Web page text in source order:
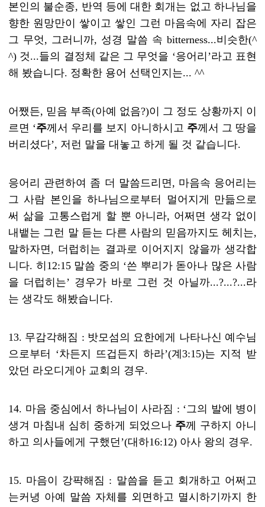
본인의 불순종, 반역 등에 대한 회개는 없고 하나님을
향한 원망만이 쌓이고 쌓인 그런 마음속에 자리 잡은
그 무엇, 그러니까, 성경 말씀 속 bitterness...비슷한(^
^) 것...들의 결정체 같은 그 무엇을 ‘응어리 ’라고 표현
해 봤습니다. 정확한 용어 선택인지는... ^^
어쨌든, 믿음 부족(아예 없음?)이 그 정도 상황까지 이
르면 ‘주께서 우리를 보지 아니하시고 주께서 그 땅을
버리셨다’, 저런 말을 대놓고 하게 될 것 같습니다.
응어리 관련하여 좀 더 말씀드리면, 마음속 응어리는
그 사람 본인을 하나님으로부터 멀어지게 만듦으로
써 삶을 고통스럽게 할 뿐 아니라, 어쩌면 생각 없이
내뱉는 그런 말 듣는 다른 사람의 믿음까지도 헤치는,
말하자면, 더럽히는 결과로 이어지지 않을까 생각합
니다. 히 12:15 말씀 중의 ‘쓴 뿌리가 돋아나 많은 사람
을 더럽히는’ 경우가 바로 그런 것 아닐까...?...?...라
는 생각도 해봤습니다.
13. 무감각해짐 : 밧모섬의 요한에게 나타나신 예수님
으로부터 ‘차든지 뜨겁든지 하라’(계 3:15)는 지적 받
았던 라오디게아 교회의 경우.
14. 마음 중심에서 하나님이 사라짐 : ‘그의 발에 병이
생겨 마침내 심히 중하게 되었으나 주께 구하지 아니
하고 의사들에게 구했던’(대하16:12) 아사 왕의 경우.
15. 마음이 강퍅해짐 : 말씀을 듣고 회개하고 어쩌고
는커녕 아예 말씀 자체를 외면하고 멸시하기까지 한